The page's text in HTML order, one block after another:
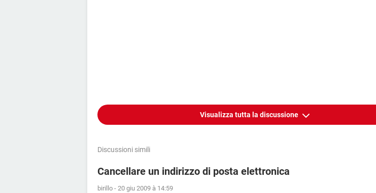
Visualizza tutta la discussione
Discussioni simili
Cancellare un indirizzo di posta elettronica
birillo - 20 giu 2009 à 14:59